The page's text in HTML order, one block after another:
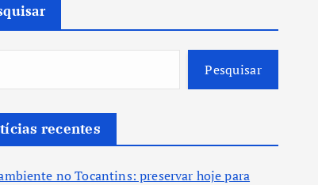
Pesquisar
recentes
no Tocantins: preservar hoje para